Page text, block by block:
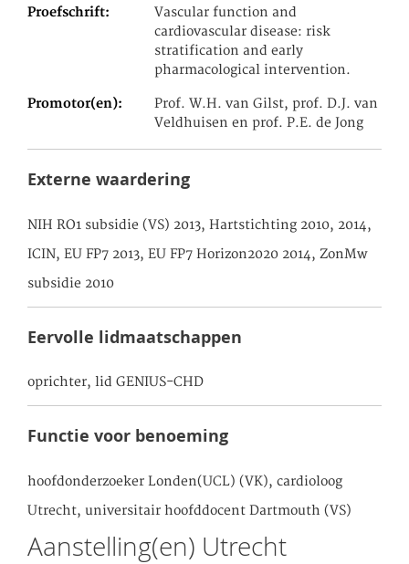
Proefschrift
Vascular function and
cardiovascular disease: risk
stratification and early
pharmacological intervention.
Promotor(en)
Prof. W.H. van Gilst, prof. D.J. van
Veldhuisen en prof. P.E. de Jong
Externe waardering
NIH RO1 subsidie (VS) 2013, Hartstichting 2010, 2014,
ICIN, EU FP7 2013, EU FP7 Horizon2020 2014, ZonMw
subsidie 2010
Eervolle lidmaatschappen
oprichter, lid GENIUS-CHD
Functie voor benoeming
hoofdonderzoeker Londen(UCL) (VK), cardioloog
Utrecht, universitair hoofddocent Dartmouth (VS)
Aanstelling(en) Utrecht